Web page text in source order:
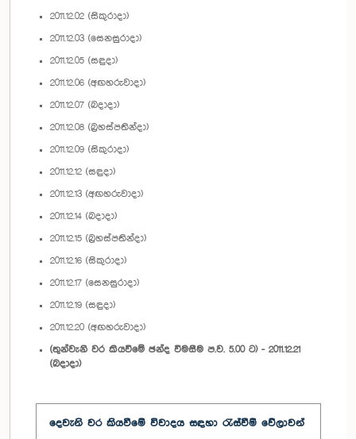
2011.12.02 (සිකුරාදා)
2011.12.03 (සෙනසුරාදා)
2011.12.05 (සඳුදා)
2011.12.06 (අඟහරුවාදා)
2011.12.07 (බදාදා)
2011.12.08 (බ්‍රහස්පතින්දා)
2011.12.09 (සිකුරාදා)
2011.12.12 (සඳුදා)
2011.12.13 (අඟහරුවාදා)
2011.12.14 (බදාදා)
2011.12.15 (බ්‍රහස්පතින්දා)
2011.12.16 (සිකුරාදා)
2011.12.17 (සෙනසුරාදා)
2011.12.19 (සඳුදා)
2011.12.20 (අඟහරුවාදා)
(තුන්වැනි වර කියවීමේ ඡන්ද විමසීම ප.ව. 5.00 ට) - 2011.12.21
(බදාදා)
දෙවැනි වර කියවීමේ විවාදය සඳහා රැස්වීම් වේලාවන්